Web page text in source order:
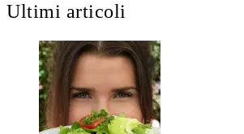
Ultimi articoli